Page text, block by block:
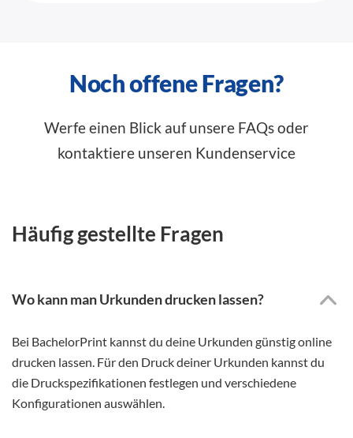
Noch offene Fragen?
Werfe einen Blick auf unsere FAQs oder
kontaktiere unseren Kundenservice
Häufig gestellte Fragen
Wo kann man Urkunden drucken lassen?
Bei BachelorPrint kannst du deine Urkunden günstig online
drucken lassen. Für den Druck deiner Urkunden kannst du
die Druckspezifikationen festlegen und verschiedene
Konfigurationen auswählen.